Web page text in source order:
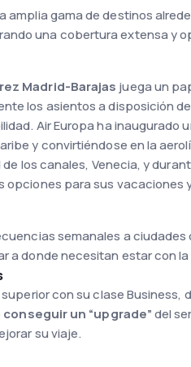
amplia gama de destinos
una cobertura extensa y
Madrid-Barajas juega un
los asientos a disposición
Air Europa ha inaugurado
y convirtiéndose en la
los canales, Venecia, y
opciones para sus vacaciones
semanales a
a donde necesitan estar con
con su clase
un “upgrade”del
su viaje.